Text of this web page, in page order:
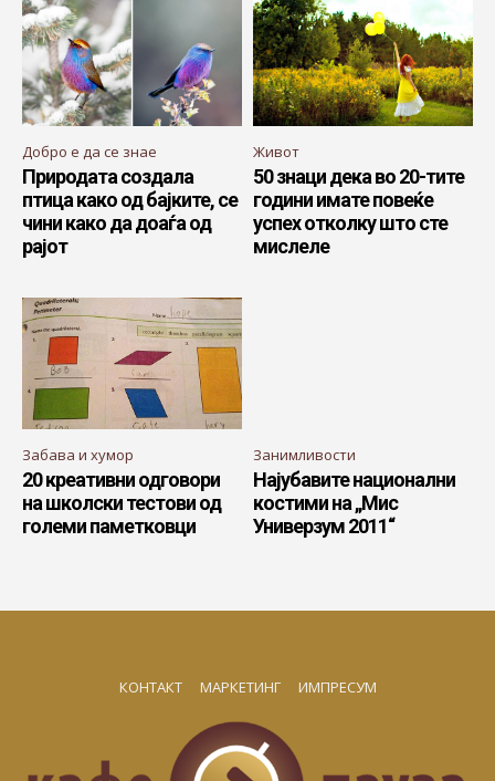
Добро е да се знае
Природата создала
птица како од бајките, се
чини како да доаѓа од
рајот
Живот
50 знаци дека во 20-тите
години имате повеќе
успех отколку што сте
мислеле
Забава и хумор
20 креативни одговори
на школски тестови од
големи паметковци
Занимливости
Најубавите национални
костими на „Мис
Универзум 2011“
КОНТАКТ МАРКЕТИНГ ИМПРЕСУМ